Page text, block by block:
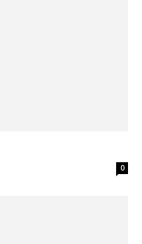
0